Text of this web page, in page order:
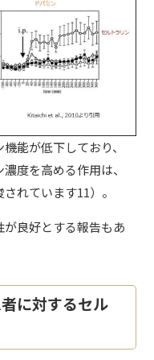
能が低下しており、
度を高める作用は、
れています11）。
良好とする報告もあ
に対するセル